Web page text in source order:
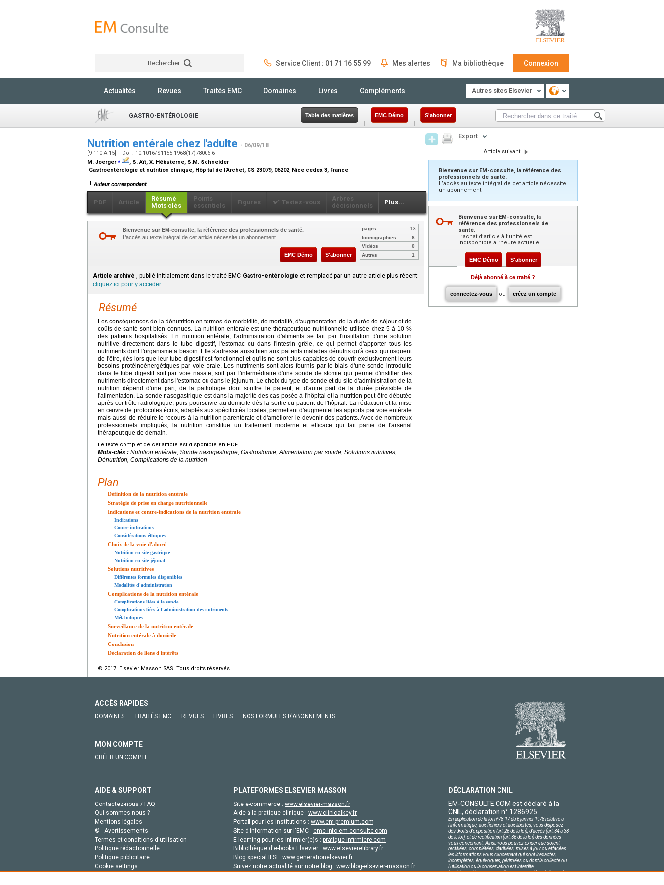
Rechercher Service Client : 01 71 16 55 99 Mes alertes Ma bibliothèque Connexion
Actualités Revues Traités EMC Domaines Livres Compléments Autres sites Elsevier
GASTRO-ENTÉROLOGIE Table des matières EMC Démo S'abonner
Nutrition entérale chez l'adulte - 06/09/18
[9-110-A-15] - Doi : 10.1016/S1155-1968(17)78006-6
M. Joerger⁎
, S. Aït, X. Hébuterne, S.M. Schneider
Gastroentérologie et nutrition clinique, Hôpital de l'Archet, CS 23079, 06202, Nice cedex 3, France
Auteur correspondant.
PDF Article
Résumé
Mots clés
Points
essentiels
Figures Testez-vous
Arbres
décisionnels
Plus...
Bienvenue sur EM-consulte, la référence des professionnels de santé.
L’accès au texte intégral de cet article nécessite un abonnement.
EMC Démo S'abonner
pages
18
Iconographies
8
Vidéos
0
Autres
1
Article archivé , publié initialement dans le traité EMC Gastro-entérologie et remplacé par un autre article plus récent:
cliquez ici pour y accéder
Résumé
Les conséquences de la dénutrition en termes de morbidité, de mortalité, d'augmentation de la durée de séjour et de
coûts de santé sont bien connues. La nutrition entérale est une thérapeutique nutritionnelle utilisée chez 5 à 10 %
des patients hospitalisés. En nutrition entérale, l'administration d'aliments se fait par l'instillation d'une solution
nutritive directement dans le tube digestif, l'estomac ou dans l'intestin grêle, ce qui permet d'apporter tous les
nutriments dont l'organisme a besoin. Elle s'adresse aussi bien aux patients malades dénutris qu'à ceux qui risquent
de l'être, dès lors que leur tube digestif est fonctionnel et qu'ils ne sont plus capables de couvrir exclusivement leurs
besoins protéinoénergétiques par voie orale. Les nutriments sont alors fournis par le biais d'une sonde introduite
dans le tube digestif soit par voie nasale, soit par l'intermédiaire d'une sonde de stomie qui permet d'instiller des
nutriments directement dans l'estomac ou dans le jéjunum. Le choix du type de sonde et du site d'administration de la
nutrition dépend d'une part, de la pathologie dont souffre le patient, et d'autre part de la durée prévisible de
l'alimentation. La sonde nasogastrique est dans la majorité des cas posée à l'hôpital et la nutrition peut être débutée
après contrôle radiologique, puis poursuivie au domicile dès la sortie du patient de l'hôpital. La rédaction et la mise
en œuvre de protocoles écrits, adaptés aux spécificités locales, permettent d'augmenter les apports par voie entérale
mais aussi de réduire le recours à la nutrition parentérale et d'améliorer le devenir des patients. Avec de nombreux
professionnels impliqués, la nutrition constitue un traitement moderne et efficace qui fait partie de l'arsenal
thérapeutique de demain.
Le texte complet de cet article est disponible en PDF.
Mots-clés : Nutrition entérale, Sonde nasogastrique, Gastrostomie, Alimentation par sonde, Solutions nutritives,
Dénutrition, Complications de la nutrition
Plan
Définition de la nutrition entérale
Stratégie de prise en charge nutritionnelle
Indications et contre-indications de la nutrition entérale
Indications
Contre-indications
Considérations éthiques
Choix de la voie d'abord
Nutrition en site gastrique
Nutrition en site jéjunal
Solutions nutritives
Différentes formules disponibles
Modalités d'administration
Complications de la nutrition entérale
Complications liées à la sonde
Complications liées à l'administration des nutriments
Métaboliques
Surveillance de la nutrition entérale
Nutrition entérale à domicile
Conclusion
Déclaration de liens d'intérêts
© 2017 Elsevier Masson SAS. Tous droits réservés.
Export
Article suivant
Bienvenue sur EM-consulte, la référence des
professionnels de santé.
L’accès au texte intégral de cet article nécessite
un abonnement.
Bienvenue sur EM-consulte, la
référence des professionnels de
santé.
L’achat d’article à l’unité est
indisponible à l’heure actuelle.
EMC Démo S'abonner
Déjà abonné à ce traité ?
connectez-vous ou créez un compte
ACCÈS RAPIDES
DOMAINES TRAITÉS EMC REVUES LIVRES NOS FORMULES D'ABONNEMENTS
MON COMPTE
CRÉER UN COMPTE
AIDE & SUPPORT
Contactez-nous / FAQ
Qui sommes-nous ?
Mentions légales
© - Avertissements
Termes et conditions d'utilisation
Politique rédactionnelle
Politique publicitaire
Cookie settings
PLATEFORMES ELSEVIER MASSON
Site e-commerce : www.elsevier-masson.fr
Aide à la pratique clinique : www.clinicalkey.fr
Portail pour les institutions : www.em-premium.com
Site d'information sur l'EMC : emc-info.em-consulte.com
E-learning pour les infirmier(e)s : pratique-infirmiere.com
Bibliothèque d'e-books Elsevier : www.elsevierelibrary.fr
Blog special IFSI : www.generationelsevier.fr
Suivez notre actualité sur notre blog : www.blog-elsevier-masson.fr
DÉCLARATION CNIL
EM-CONSULTE.COM est déclaré à la
CNIL, déclaration n° 1286925.
En application de la loi nº78-17 du 6 janvier 1978 relative à
l'informatique, aux fichiers et aux libertés, vous disposez
des droits d'opposition (art.26 de la loi), d'accès (art.34 à 38
de la loi), et de rectification (art.36 de la loi) des données
vous concernant. Ainsi, vous pouvez exiger que soient
rectifiées, complétées, clarifiées, mises à jour ou effacées
les informations vous concernant qui sont inexactes,
incomplètes, équivoques, périmées ou dont la collecte ou
l'utilisation ou la conservation est interdite.
Les informations personnelles concernant les visiteurs de